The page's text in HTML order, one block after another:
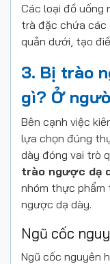
Các loại đồ uống
trà đặc chứa các
quản dưới, tạo
3. Bị trào
gì? Ở
Bên cạnh việc
lựa chọn đúng
dày đóng vai trò
trào ngược dạ
nhóm thực phẩm
ngược dạ dày.
Ngũ cốc
Ngũ cốc nguyên